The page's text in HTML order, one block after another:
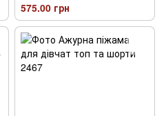
575.00 грн